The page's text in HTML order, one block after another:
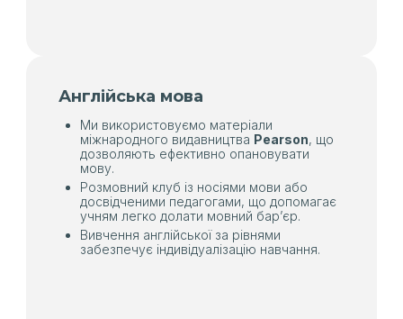
Англійська мова
Ми використовуємо матеріали
міжнародного видавництва Pearson, що
дозволяють ефективно опановувати
мову.
Розмовний клуб із носіями мови або
досвідченими педагогами, що допомагає
учням легко долати мовний бар’єр.
Вивчення англійської за рівнями
забезпечує індивідуалізацію навчання.